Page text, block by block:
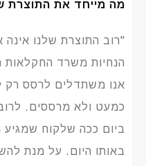
מה מייחד את התוצרת
"רוב התוצרת שלנו אינה
הנחיות משרד החקלאות
אנו משתדלים לרסס רק
כמעט ולא מרססים.
ביום ככה שלקוח
באותו היום. על מנת